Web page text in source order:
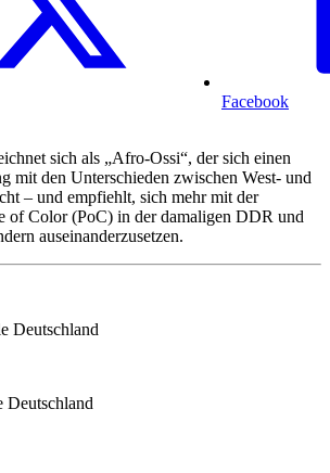
Facebook
sich als „Afro-Ossi“, der sich einen
mit den Unterschieden zwischen West- und
– und empfiehlt, sich mehr mit der
of Color (PoC) in der damaligen DDR und
auseinanderzusetzen.
Deutschland
Deutschland